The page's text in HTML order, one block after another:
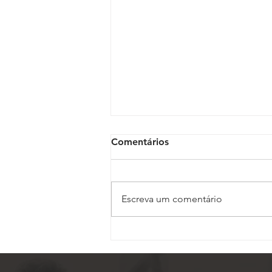
Comentários
Escreva um comentário